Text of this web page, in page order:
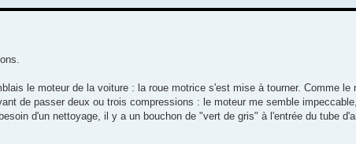
le moteur de la voiture : la roue motrice s'est mise à tourner. Comme le
de passer deux ou trois compressions : le moteur me semble
d'un nettoyage, il y a un bouchon de "vert de gris" à l'entrée du tube